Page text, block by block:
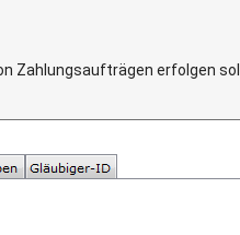
Zahlungsaufträgen erfolgen soll.